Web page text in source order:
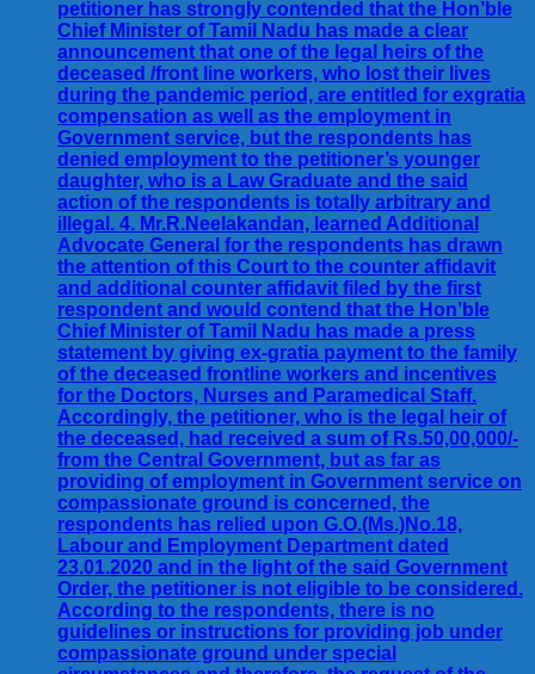
petitioner has strongly contended that the Hon’ble
Chief Minister of Tamil Nadu has made a clear
announcement that one of the legal heirs of the
deceased /front line workers, who lost their lives
during the pandemic period, are entitled for exgratia
compensation as well as the employment in
Government service, but the respondents has
denied employment to the petitioner’s younger
daughter, who is a Law Graduate and the said
action of the respondents is totally arbitrary and
illegal. 4. Mr.R.Neelakandan, learned Additional
Advocate General for the respondents has drawn
the attention of this Court to the counter affidavit
and additional counter affidavit filed by the first
respondent and would contend that the Hon’ble
Chief Minister of Tamil Nadu has made a press
statement by giving ex-gratia payment to the family
of the deceased frontline workers and incentives
for the Doctors, Nurses and Paramedical Staff.
Accordingly, the petitioner, who is the legal heir of
the deceased, had received a sum of Rs.50,00,000/-
from the Central Government, but as far as
providing of employment in Government service on
compassionate ground is concerned, the
respondents has relied upon G.O.(Ms.)No.18,
Labour and Employment Department dated
23.01.2020 and in the light of the said Government
Order, the petitioner is not eligible to be considered.
According to the respondents, there is no
guidelines or instructions for providing job under
compassionate ground under special